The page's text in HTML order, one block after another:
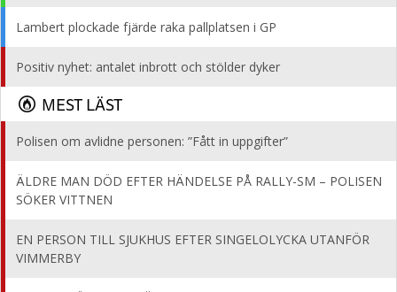
Lambert plockade fjärde raka pallplatsen i GP
Positiv nyhet: antalet inbrott och stölder dyker
MEST LÄST
Polisen om avlidne personen: ”Fått in uppgifter”
ÄLDRE MAN DÖD EFTER HÄNDELSE PÅ RALLY-SM – POLISEN
SÖKER VITTNEN
EN PERSON TILL SJUKHUS EFTER SINGELOLYCKA UTANFÖR
VIMMERBY